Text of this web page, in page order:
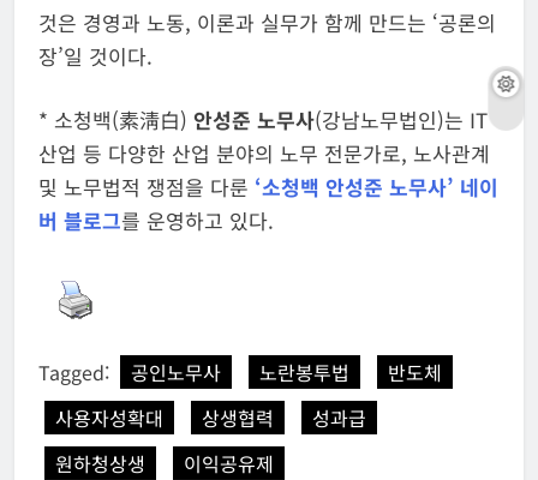
것은 경영과 노동, 이론과 실무가 함께 만드는 ‘공론의
장’일 것이다.
​* 소청백(素淸白) 안성준 노무사(강남노무법인)는 IT
산업 등 다양한 산업 분야의 노무 전문가로, 노사관계
및 노무법적 쟁점을 다룬 ‘소청백 안성준 노무사’ 네이
버 블로그를 운영하고 있다.
Tagged: 공인노무사 노란봉투법
반도체
사용자성확대
상생협력
성과급
원하청상생
이익공유제